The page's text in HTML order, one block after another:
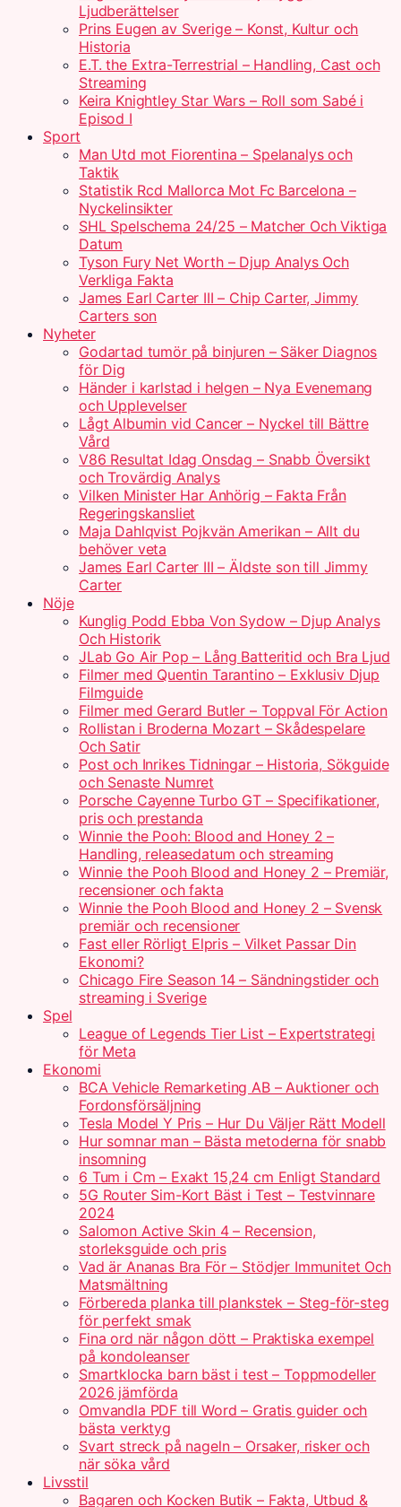
Ljudberättelser
Prins Eugen av Sverige – Konst, Kultur och
Historia
E.T. the Extra-Terrestrial – Handling, Cast och
Streaming
Keira Knightley Star Wars – Roll som Sabé i
Episod I
Sport
Man Utd mot Fiorentina – Spelanalys och
Taktik
Statistik Rcd Mallorca Mot Fc Barcelona –
Nyckelinsikter
SHL Spelschema 24/25 – Matcher Och Viktiga
Datum
Tyson Fury Net Worth – Djup Analys Och
Verkliga Fakta
James Earl Carter III – Chip Carter, Jimmy
Carters son
Nyheter
Godartad tumör på binjuren – Säker Diagnos
för Dig
Händer i karlstad i helgen – Nya Evenemang
och Upplevelser
Lågt Albumin vid Cancer – Nyckel till Bättre
Vård
V86 Resultat Idag Onsdag – Snabb Översikt
och Trovärdig Analys
Vilken Minister Har Anhörig – Fakta Från
Regeringskansliet
Maja Dahlqvist Pojkvän Amerikan – Allt du
behöver veta
James Earl Carter III – Äldste son till Jimmy
Carter
Nöje
Kunglig Podd Ebba Von Sydow – Djup Analys
Och Historik
JLab Go Air Pop – Lång Batteritid och Bra Ljud
Filmer med Quentin Tarantino – Exklusiv Djup
Filmguide
Filmer med Gerard Butler – Toppval För Action
Rollistan i Broderna Mozart – Skådespelare
Och Satir
Post och Inrikes Tidningar – Historia, Sökguide
och Senaste Numret
Porsche Cayenne Turbo GT – Specifikationer,
pris och prestanda
Winnie the Pooh: Blood and Honey 2 –
Handling, releasedatum och streaming
Winnie the Pooh Blood and Honey 2 – Premiär,
recensioner och fakta
Winnie the Pooh Blood and Honey 2 – Svensk
premiär och recensioner
Fast eller Rörligt Elpris – Vilket Passar Din
Ekonomi?
Chicago Fire Season 14 – Sändningstider och
streaming i Sverige
Spel
League of Legends Tier List – Expertstrategi
för Meta
Ekonomi
BCA Vehicle Remarketing AB – Auktioner och
Fordonsförsäljning
Tesla Model Y Pris – Hur Du Väljer Rätt Modell
Hur somnar man – Bästa metoderna för snabb
insomning
6 Tum i Cm – Exakt 15,24 cm Enligt Standard
5G Router Sim-Kort Bäst i Test – Testvinnare
2024
Salomon Active Skin 4 – Recension,
storleksguide och pris
Vad är Ananas Bra För – Stödjer Immunitet Och
Matsmältning
Förbereda planka till plankstek – Steg-för-steg
för perfekt smak
Fina ord när någon dött – Praktiska exempel
på kondoleanser
Smartklocka barn bäst i test – Toppmodeller
2026 jämförda
Omvandla PDF till Word – Gratis guider och
bästa verktyg
Svart streck på nageln – Orsaker, risker och
när söka vård
Livsstil
Bagaren och Kocken Butik – Fakta, Utbud &